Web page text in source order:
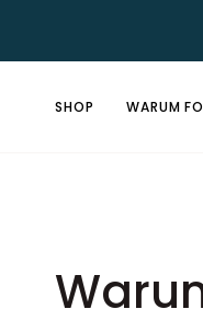
Inhalt
SHOP WARUM